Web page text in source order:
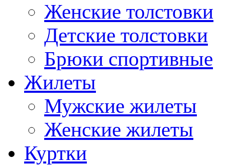
Женские толстовки
Детские толстовки
Брюки спортивные
Жилеты
Мужские жилеты
Женские жилеты
Куртки